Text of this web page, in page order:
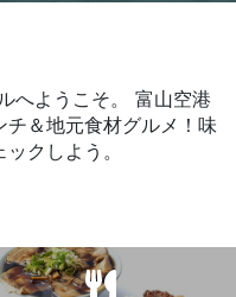
へようこそ。
富山空港
チ＆地元食材グルメ！味
クしよう。